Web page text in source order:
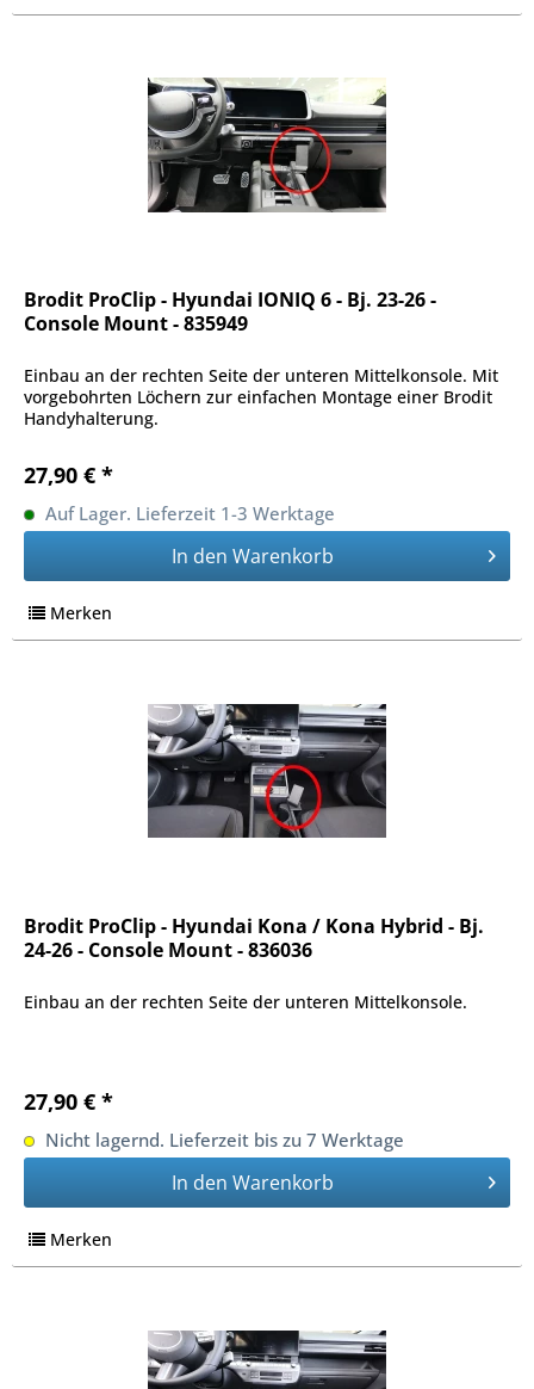
Brodit ProClip - Hyundai IONIQ 6 - Bj. 23-26 -
Console Mount - 835949
Einbau an der rechten Seite der unteren Mittelkonsole. Mit
vorgebohrten Löchern zur einfachen Montage einer Brodit
Handyhalterung.
27,90 € *
Auf Lager. Lieferzeit 1-3 Werktage
In den Warenkorb
Merken
Brodit ProClip - Hyundai Kona / Kona Hybrid - Bj.
24-26 - Console Mount - 836036
Einbau an der rechten Seite der unteren Mittelkonsole.
27,90 € *
Nicht lagernd. Lieferzeit bis zu 7 Werktage
In den Warenkorb
Merken